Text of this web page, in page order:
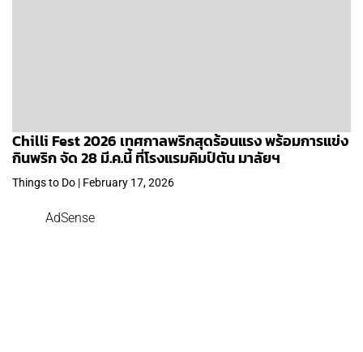
Chilli Fest 2026 เทศกาลพริกสุดร้อนแรง พร้อมการแข่ง
กินพริก จัด 28 มี.ค.นี้ ที่โรงแรมคิมป์ตัน มาลัยฯ
Things to Do | February 17, 2026
AdSense